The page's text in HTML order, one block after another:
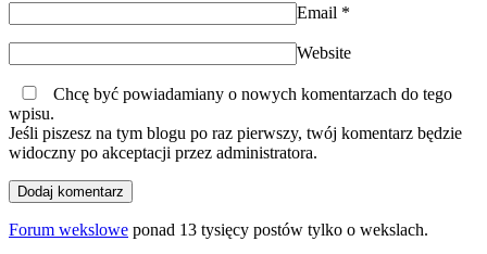
Email *
Website
Chcę być powiadamiany o nowych komentarzach do tego
wpisu.
Jeśli piszesz na tym blogu po raz pierwszy, twój komentarz będzie
widoczny po akceptacji przez administratora.
Forum wekslowe ponad 13 tysięcy postów tylko o wekslach.